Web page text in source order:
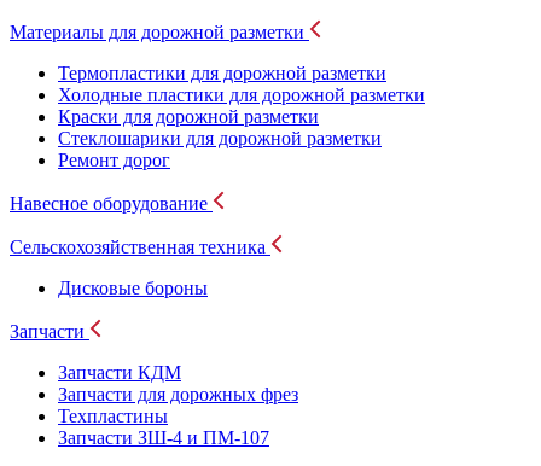
Материалы для дорожной разметки
Термопластики для дорожной разметки
Холодные пластики для дорожной разметки
Краски для дорожной разметки
Стеклошарики для дорожной разметки
Ремонт дорог
Навесное оборудование
Сельскохозяйственная техника
Дисковые бороны
Запчасти
Запчасти КДМ
Запчасти для дорожных фрез
Техпластины
Запчасти ЗШ-4 и ПМ-107